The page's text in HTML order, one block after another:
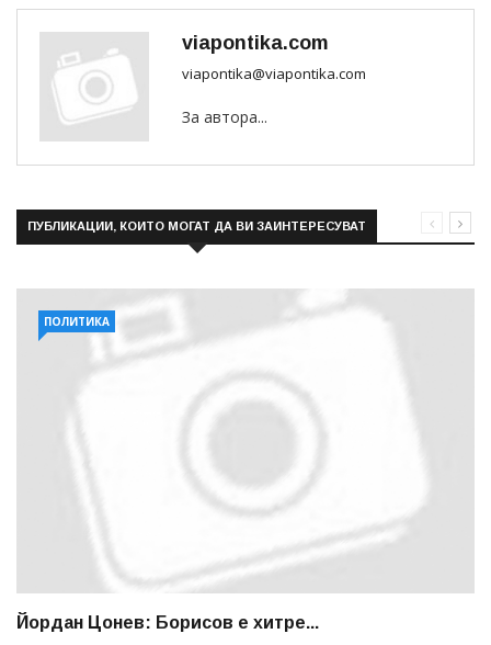
viapontika.com
viapontika@viapontika.com
За автора...
ПУБЛИКАЦИИ, КОИТО МОГАТ ДА ВИ ЗАИНТЕРЕСУВАТ
ПОЛИТИКА
Йордан Цонев: Борисов е хитре...